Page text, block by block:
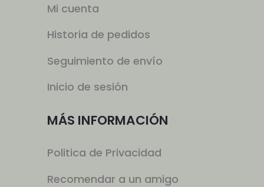
Mi cuenta
Historia de pedidos
Seguimiento de envío
Inicio de sesión
MÁS INFORMACIÓN
Politica de Privacidad
Recomendar a un amigo